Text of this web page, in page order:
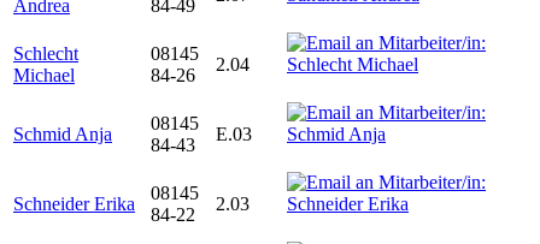
Andrea
84-49
Schlecht
Michael
08145
84-26
2.04
Schmid Anja
08145
84-43
E.03
Schneider Erika
08145
84-22
2.03